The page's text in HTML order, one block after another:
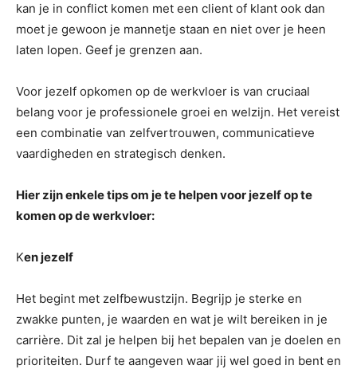
kan je in conflict komen met een client of klant ook dan
moet je gewoon je mannetje staan en niet over je heen
laten lopen. Geef je grenzen aan.
Voor jezelf opkomen op de werkvloer is van cruciaal
belang voor je professionele groei en welzijn. Het vereist
een combinatie van zelfvertrouwen, communicatieve
vaardigheden en strategisch denken.
Hier zijn enkele tips om je te helpen voor jezelf op te
komen op de werkvloer:
Ken jezelf
Het begint met zelfbewustzijn. Begrijp je sterke en
zwakke punten, je waarden en wat je wilt bereiken in je
carrière. Dit zal je helpen bij het bepalen van je doelen en
prioriteiten. Durf te aangeven waar jij wel goed in bent en